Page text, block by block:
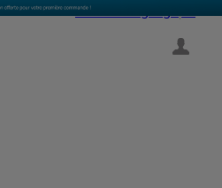
Select Language